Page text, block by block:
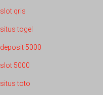
slot qris
situs togel
deposit 5000
slot 5000
situs toto